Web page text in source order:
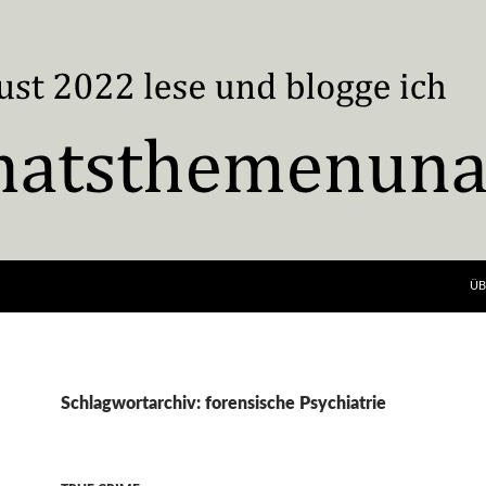
Schlagwortarchiv: forensische Psychiatrie